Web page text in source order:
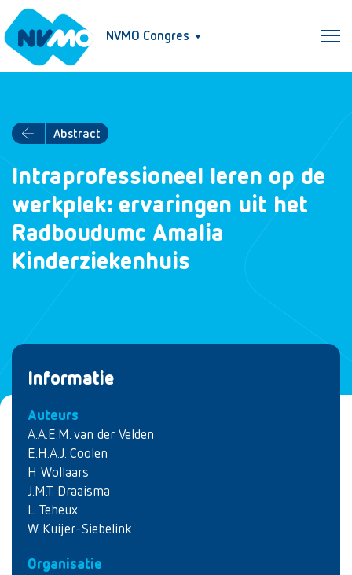
NVMO Congres
Abstract
Intraprofessioneel leren op de
werkplek: ervaringen uit het
Radboudumc Amalia
Kinderziekenhuis
Informatie
Auteurs
A.A.E.M. van der Velden
E.H.A.J. Coolen
H Wollaars
J.M.T. Draaisma
L. Teheux
W. Kuijer-Siebelink
Organisatie